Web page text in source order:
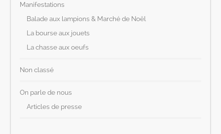
Manifestations
Balade aux lampions & Marché de Noël
La bourse aux jouets
La chasse aux oeufs
Non classé
On parle de nous
Articles de presse